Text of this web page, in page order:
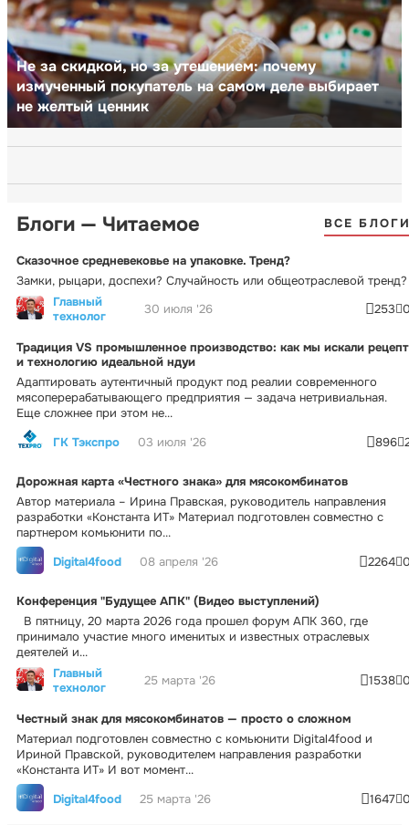
Не за скидкой, но за утешением: почему
измученный покупатель на самом деле выбирает
не желтый ценник
Блоги — Читаемое ВСЕ
Сказочное средневековье на упаковке. Тренд?
Замки, рыцари, доспехи? Случайность или общеотраслевой тренд?
Главный
технолог
30 июля '26 253
Традиция VS промышленное производство: как мы искали рецепт
и технологию идеальной ндуи
Адаптировать аутентичный продукт под реалии современного
мясоперерабатывающего предприятия — задача нетривиальная.
Еще сложнее при этом не...
ГК Тэкспро
03 июля '26 896
Дорожная карта «Честного знака» для мясокомбинатов
Автор материала – Ирина Правская, руководитель направления
разработки «Константа ИТ» Материал подготовлен совместно с
партнером комьюнити по...
Digital4food
08 апреля '26 2264
Конференция "Будущее АПК" (Видео выступлений)
В пятницу, 20 марта 2026 года прошел форум АПК 360, где
принимало участие много именитых и известных отраслевых
деятелей и...
Главный
технолог
25 марта '26 1538
Честный знак для мясокомбинатов — просто о сложном
Материал подготовлен совместно с комьюнити Digital4food и
Ириной Правской, руководителем направления разработки
«Константа ИТ» И вот момент...
Digital4food
25 марта '26 1647